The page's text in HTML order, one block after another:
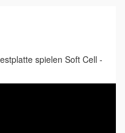
spielen Soft Cell -